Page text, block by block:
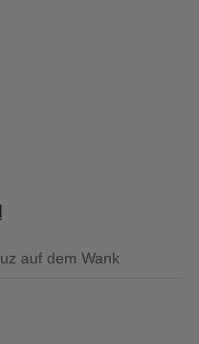
auf dem Wank